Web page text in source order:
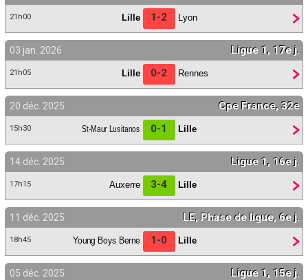
21h00 Lille 1-2 Lyon
03 jan. 2026 Ligue 1, 17e j.
21h05 Lille 0-2 Rennes
20 déc. 2025 Cpe France, 32e
15h30 St-Maur Lusitanos 0-1 Lille
14 déc. 2025 Ligue 1, 16e j.
17h15 Auxerre 3-4 Lille
11 déc. 2025 LE, Phase de ligue, 6e j.
18h45 Young Boys Berne 1-0 Lille
05 déc. 2025 Ligue 1, 15e j.